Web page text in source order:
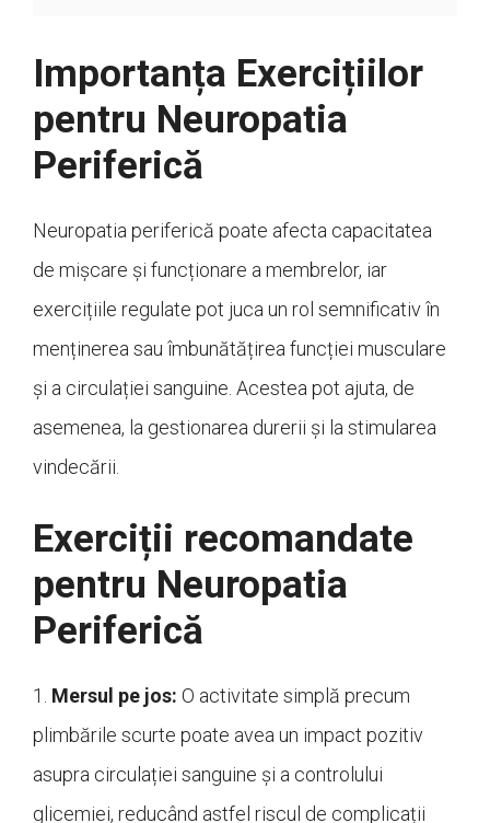
Importanța Exercițiilor
pentru Neuropatia
Periferică
Neuropatia periferică poate afecta capacitatea
de mișcare și funcționare a membrelor, iar
exercițiile regulate pot juca un rol semnificativ în
menținerea sau îmbunătățirea funcției musculare
și a circulației sanguine. Acestea pot ajuta, de
asemenea, la gestionarea durerii și la stimularea
vindecării.
Exerciții recomandate
pentru Neuropatia
Periferică
1. Mersul pe jos: O activitate simplă precum
plimbările scurte poate avea un impact pozitiv
asupra circulației sanguine și a controlului
glicemiei, reducând astfel riscul de complicații